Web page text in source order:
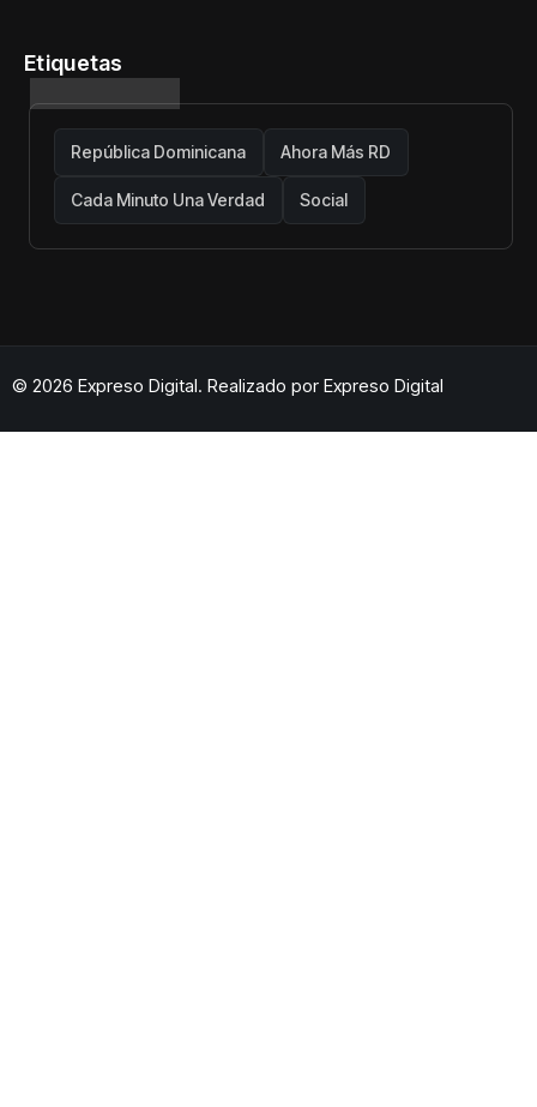
Etiquetas
República Dominicana Ahora Más RD
Cada Minuto Una Verdad Social
© 2026 Expreso Digital. Realizado por Expreso Digital